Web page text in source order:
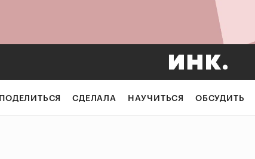
ПОДЕЛИТЬСЯ СДЕЛАЛА НАУЧИТЬСЯ ОБСУДИТЬ